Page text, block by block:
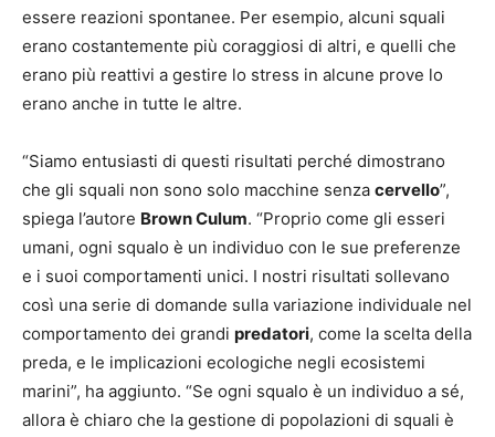
essere reazioni spontanee. Per esempio, alcuni squali
erano costantemente più coraggiosi di altri, e quelli che
erano più reattivi a gestire lo stress in alcune prove lo
erano anche in tutte le altre.
“Siamo entusiasti di questi risultati perché dimostrano
che gli squali non sono solo macchine senza cervello”,
spiega l’autore Brown Culum. “Proprio come gli esseri
umani, ogni squalo è un individuo con le sue preferenze
e i suoi comportamenti unici. I nostri risultati sollevano
così una serie di domande sulla variazione individuale nel
comportamento dei grandi predatori, come la scelta della
preda, e le implicazioni ecologiche negli ecosistemi
marini”, ha aggiunto. “Se ogni squalo è un individuo a sé,
allora è chiaro che la gestione di popolazioni di squali è